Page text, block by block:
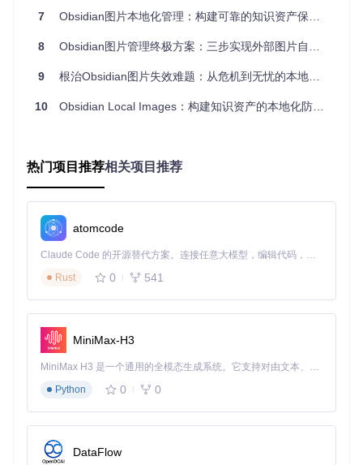
Obsidian Local Images插件通过自动化处理流程，将原本需
要手动完成的下载、存储、链接替换等繁琐操作，转化为一键
式解决方案：
自动扫描笔记中的外部图片链接
后台下载图片资源到本地存储
智能替换链接为相对路径
误和遗漏。
三种存储策略的适用场景分析
插件提供了灵活的存储路径配置，你可以根据个人习惯和项目
需求选择：
存储
策略
media/
图片数量庞
大时不易管
按笔
记分
er}/medi
类明确的笔记库
复图片
选择最适合你使用习惯的存储策略，是提升知识管理效率的关
7 Obsidian图片本地化管理：构建可靠的知识资产保护方案
8 Obsidian图片管理终极方案：三步实现外部图片自动本地化
9 根治Obsidian图片失效难题：从危机到无忧的本地化解决方案
10 Obsidian Local Images：构建知识资产的本地化防御体系——解决外部图片依赖风险
热门项目推荐相关项目推荐
atomcode
Claude Code 的开源替代方案。连接任意大模型，编辑代码，运行命令，自动验证 — 全自动执行。用 Rust 构建，极致性能。 ｜ An open-source alternative to Claude Code. Connect any LLM, edit code, run commands, and verify changes — autonomously. Built in Rust for speed. Get Started
Rust
0 541
MiniMax-H3
MiniMax H3 是一个通用的全模态生成系统。它支持对由文本、图像、视频和音频组成的多模态上下文进行统一理解，并能生成分辨率高达 2K、时长可达 15 秒的带原生立体声音频的视频。得益于面向任务泛化的系统设计，H3 在预训练阶段就已具备广泛的多模态上下文理解与生成能力，能够出色地执行复杂的多模态指令。
Python
0 0
DataFlow